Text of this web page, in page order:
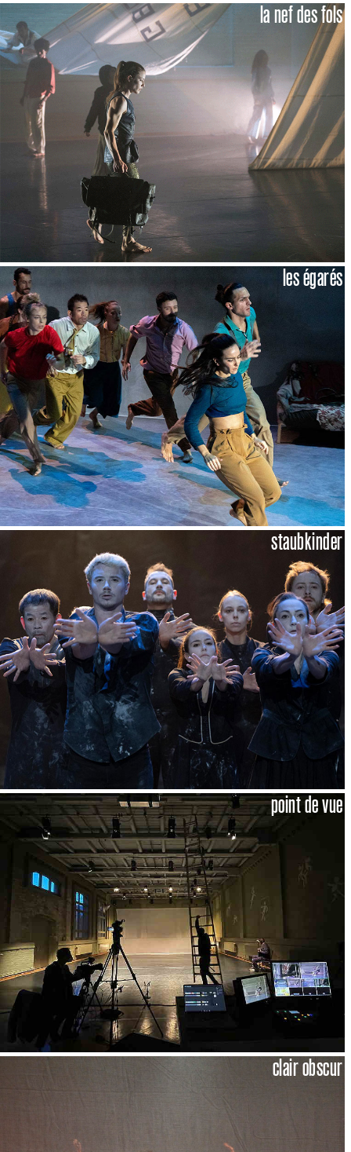
la nef des fols
les égarés
staubkinder
point de vue
clair obscur